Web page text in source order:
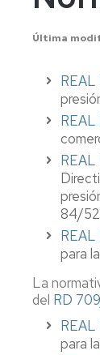
Última
REAL
REAL
84/
para
La
del RD
REAL
para